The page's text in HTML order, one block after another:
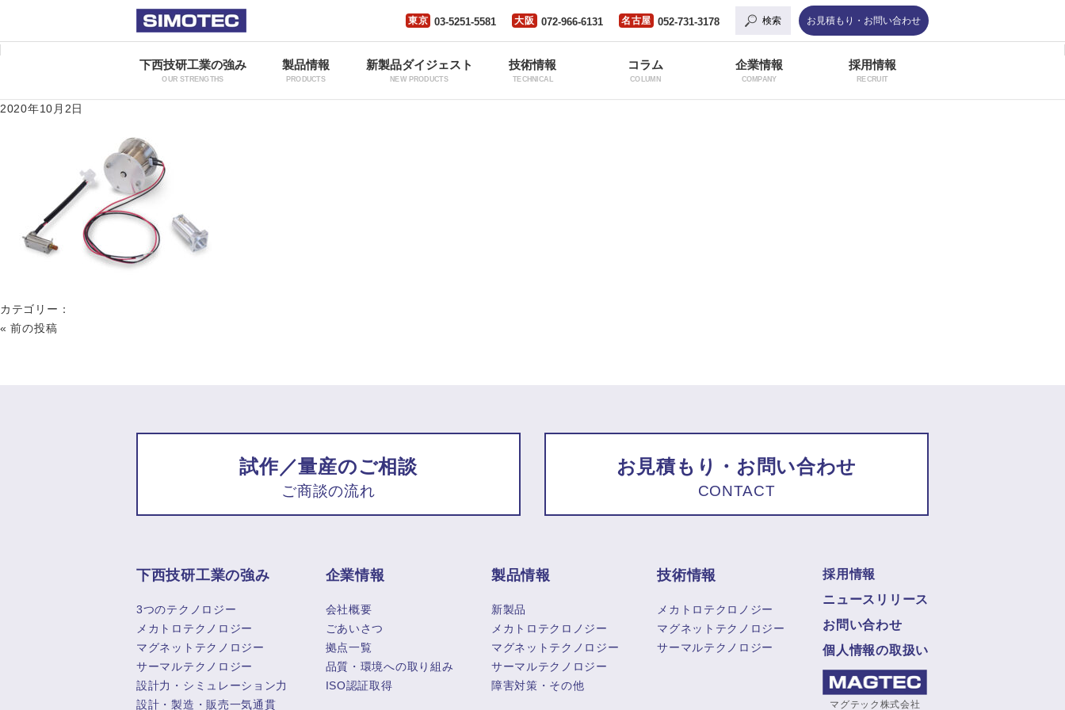
東京 03-5251-5581 大阪 072-966-6131 名古屋 052-731-3178 検索 お見積もり・お問い合わせ
下西技研工業の強み
OUR STRENGTHS
製品情報
PRODUCTS
新製品ダイジェスト
NEW PRODUCTS
技術情報
TECHNICAL
コラム
COLUMN
企業情報
COMPANY
採用情報
RECRUIT
2020年10月2日
カテゴリー：
«前の投稿
試作／量産のご相談
ご商談の流れ
お見積もり・お問い合わせ
CONTACT
下西技研工業の強み
3つのテクノロジー
メカトロテクノロジー
マグネットテクノロジー
サーマルテクノロジー
設計力・シミュレーション力
設計・製造・販売一気通貫
企業情報
会社概要
ごあいさつ
拠点一覧
品質・環境への取り組み
ISO認証取得
製品情報
新製品
メカトロテクロノジー
マグネットテクノロジー
サーマルテクノロジー
障害対策・その他
技術情報
メカトロテクロノジー
マグネットテクノロジー
サーマルテクノロジー
採用情報
ニュースリリース
お問い合わせ
個人情報の取扱い
マグテック株式会社